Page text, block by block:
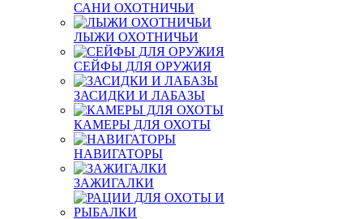
САНИ ОХОТНИЧЬИ
ЛЫЖИ ОХОТНИЧЬИ
СЕЙФЫ ДЛЯ ОРУЖИЯ
ЗАСИДКИ И ЛАБАЗЫ
КАМЕРЫ ДЛЯ ОХОТЫ
НАВИГАТОРЫ
ЗАЖИГАЛКИ